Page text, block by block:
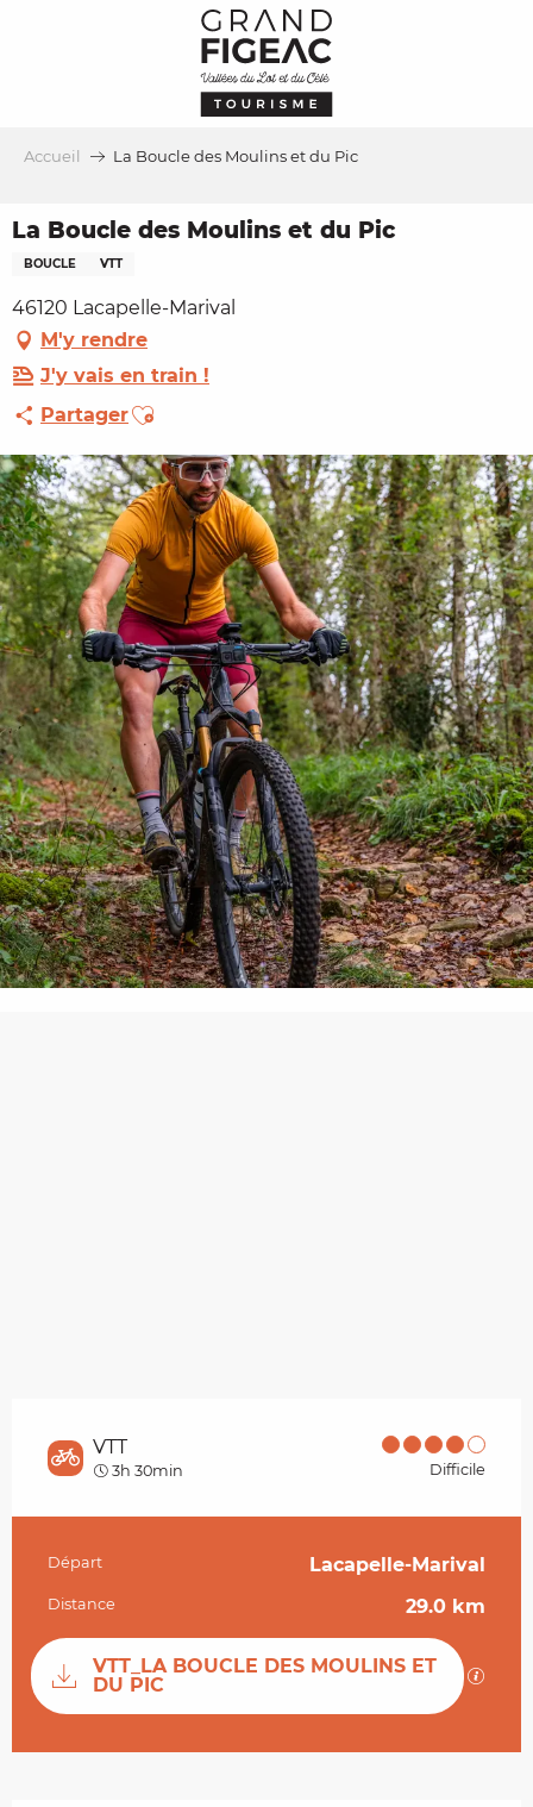
Accueil La Boucle des Moulins et du Pic
La Boucle des Moulins et du Pic
BOUCLE VTT
46120 Lacapelle-Marival
M'y rendre
J'y vais en train !
PartagerAjouter aux favoris
VTT
3h 30min Difficile
Informations pratiques
Départ Lacapelle-Marival
Distance 29.0 km
Documentation
VTT_LA BOUCLE DES MOULINS ET
DU PIC